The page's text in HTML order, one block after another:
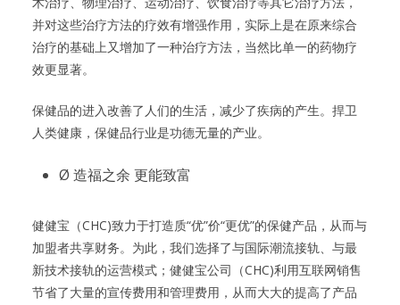
并对这些治疗方法的疗效有增强作用，实际上是在原来综合
治疗的基础上又增加了一种治疗方法，当然比单一的药物疗
效更显著。
保健品的进入改善了人们的生活，减少了疾病的产生。捍卫
人类健康，保健品行业是功德无量的产业。
Ø 造福之余 更能致富
健健宝（CHC)致力于打造质“优”价“更优”的保健产品，从而与
加盟者共享财务。为此，我们选择了与国际潮流接轨、与最
新技术接轨的运营模式；健健宝公司（CHC)利用互联网销售
节省了大量的宣传费用和管理费用，从而大大的提高了产品